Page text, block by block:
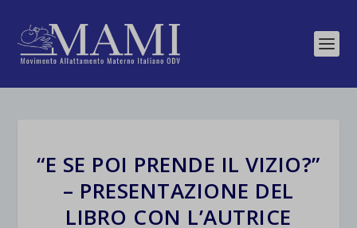
“E SE POI PRENDE IL VIZIO?”
– PRESENTAZIONE DEL
LIBRO CON L’AUTRICE